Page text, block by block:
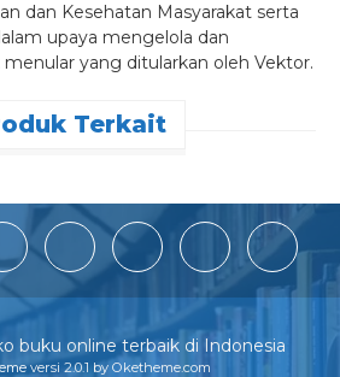
dan Kesehatan Masyarakat serta
upaya mengelola dan
yang ditularkan oleh Vektor.
Terkait
buku online terbaik di Indonesia
versi 2.0.1 by Oketheme.com